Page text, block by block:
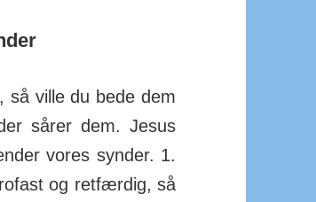
så ville du bede dem
sårer dem. Jesus
vores synder. 1.
og retfærdig, så